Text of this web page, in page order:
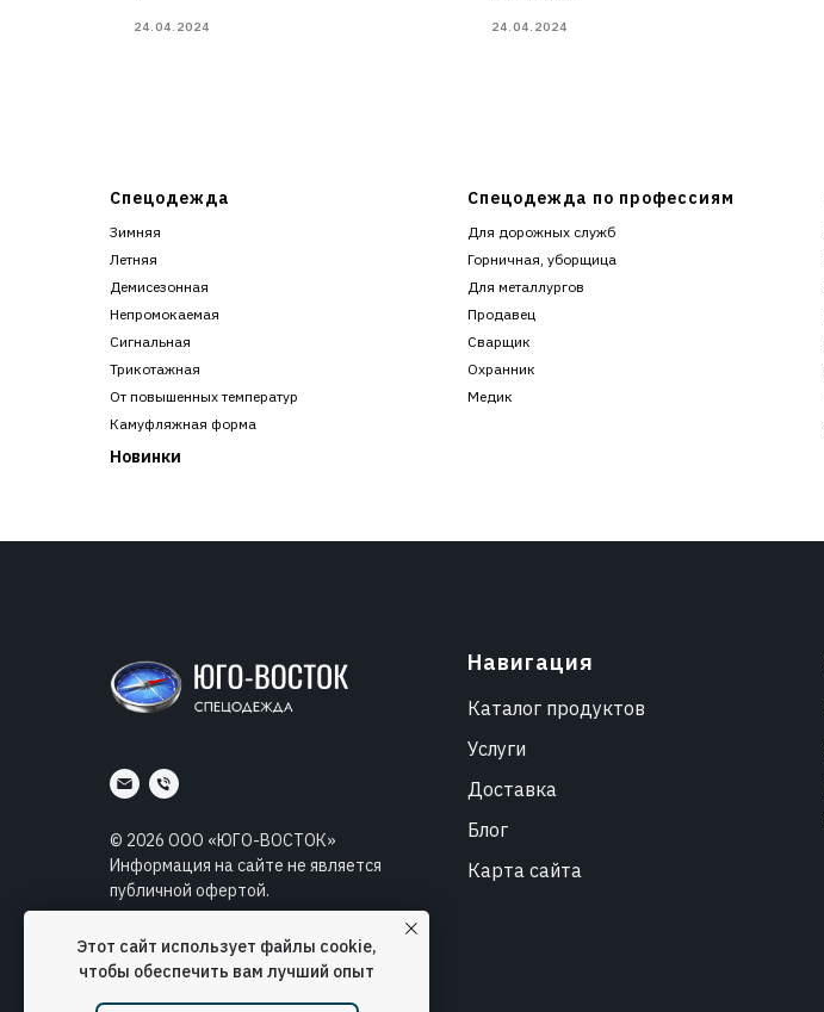
Этот сайт использует файлы cookie,
чтобы обеспечить вам лучший опыт
24.04.2024 24.04.2024
Спецодежда
Зимняя
Летняя
Демисезонная
Непромокаемая
Сигнальная
Трикотажная
От повышенных температур
Камуфляжная форма
Новинки
Спецодежда по профессиям
Для дорожных служб
Горничная, уборщица
Для металлургов
Продавец
Сварщик
Охранник
Медик
© 2026 ООО «ЮГО-ВОСТОК»
Информация на сайте не является
публичной офертой.
РазработкаLisnyuk.ru
SEO продвижение сайтаSEO Lebedev
Навигация
Каталог продуктов
Услуги
Доставка
Блог
Карта сайта